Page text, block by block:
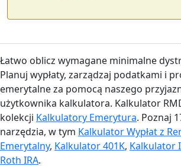
Łatwo oblicz wymagane minimalne
Planuj wypłaty, zarządzaj podatkami i
emerytalne za pomocą naszego
użytkownika kalkulatora. Kalkulator
kolekcji Kalkulatory Emerytura. Poznaj
narzędzia, w tym Kalkulator Wypłat z
Emerytalny, Kalkulator 401K, Kalkulator
Roth IRA.